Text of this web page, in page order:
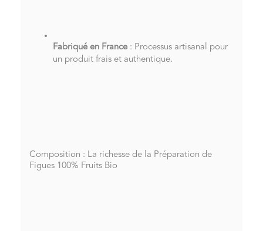
Fabriqué en France : Processus artisanal pour
un produit frais et authentique.
Composition : La richesse de la Préparation de
Figues 100% Fruits Bio